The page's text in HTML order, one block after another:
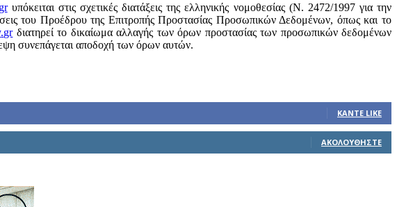
grυπόκειται στις σχετικές διατάξεις της ελληνικής νομοθεσίας (Ν. 2472/1997 για την
του Προέδρου της Επιτροπής Προστασίας Προσωπικών Δεδομένων, όπως και το
.grδιατηρεί το δικαίωμα αλλαγής των όρων προστασίας των προσωπικών δεδομένων
συνεπάγεται αποδοχή των όρων αυτών.
ΚΆΝΤΕ LIKE
ΑΚΟΛΟΥΘΉΣΤΕ